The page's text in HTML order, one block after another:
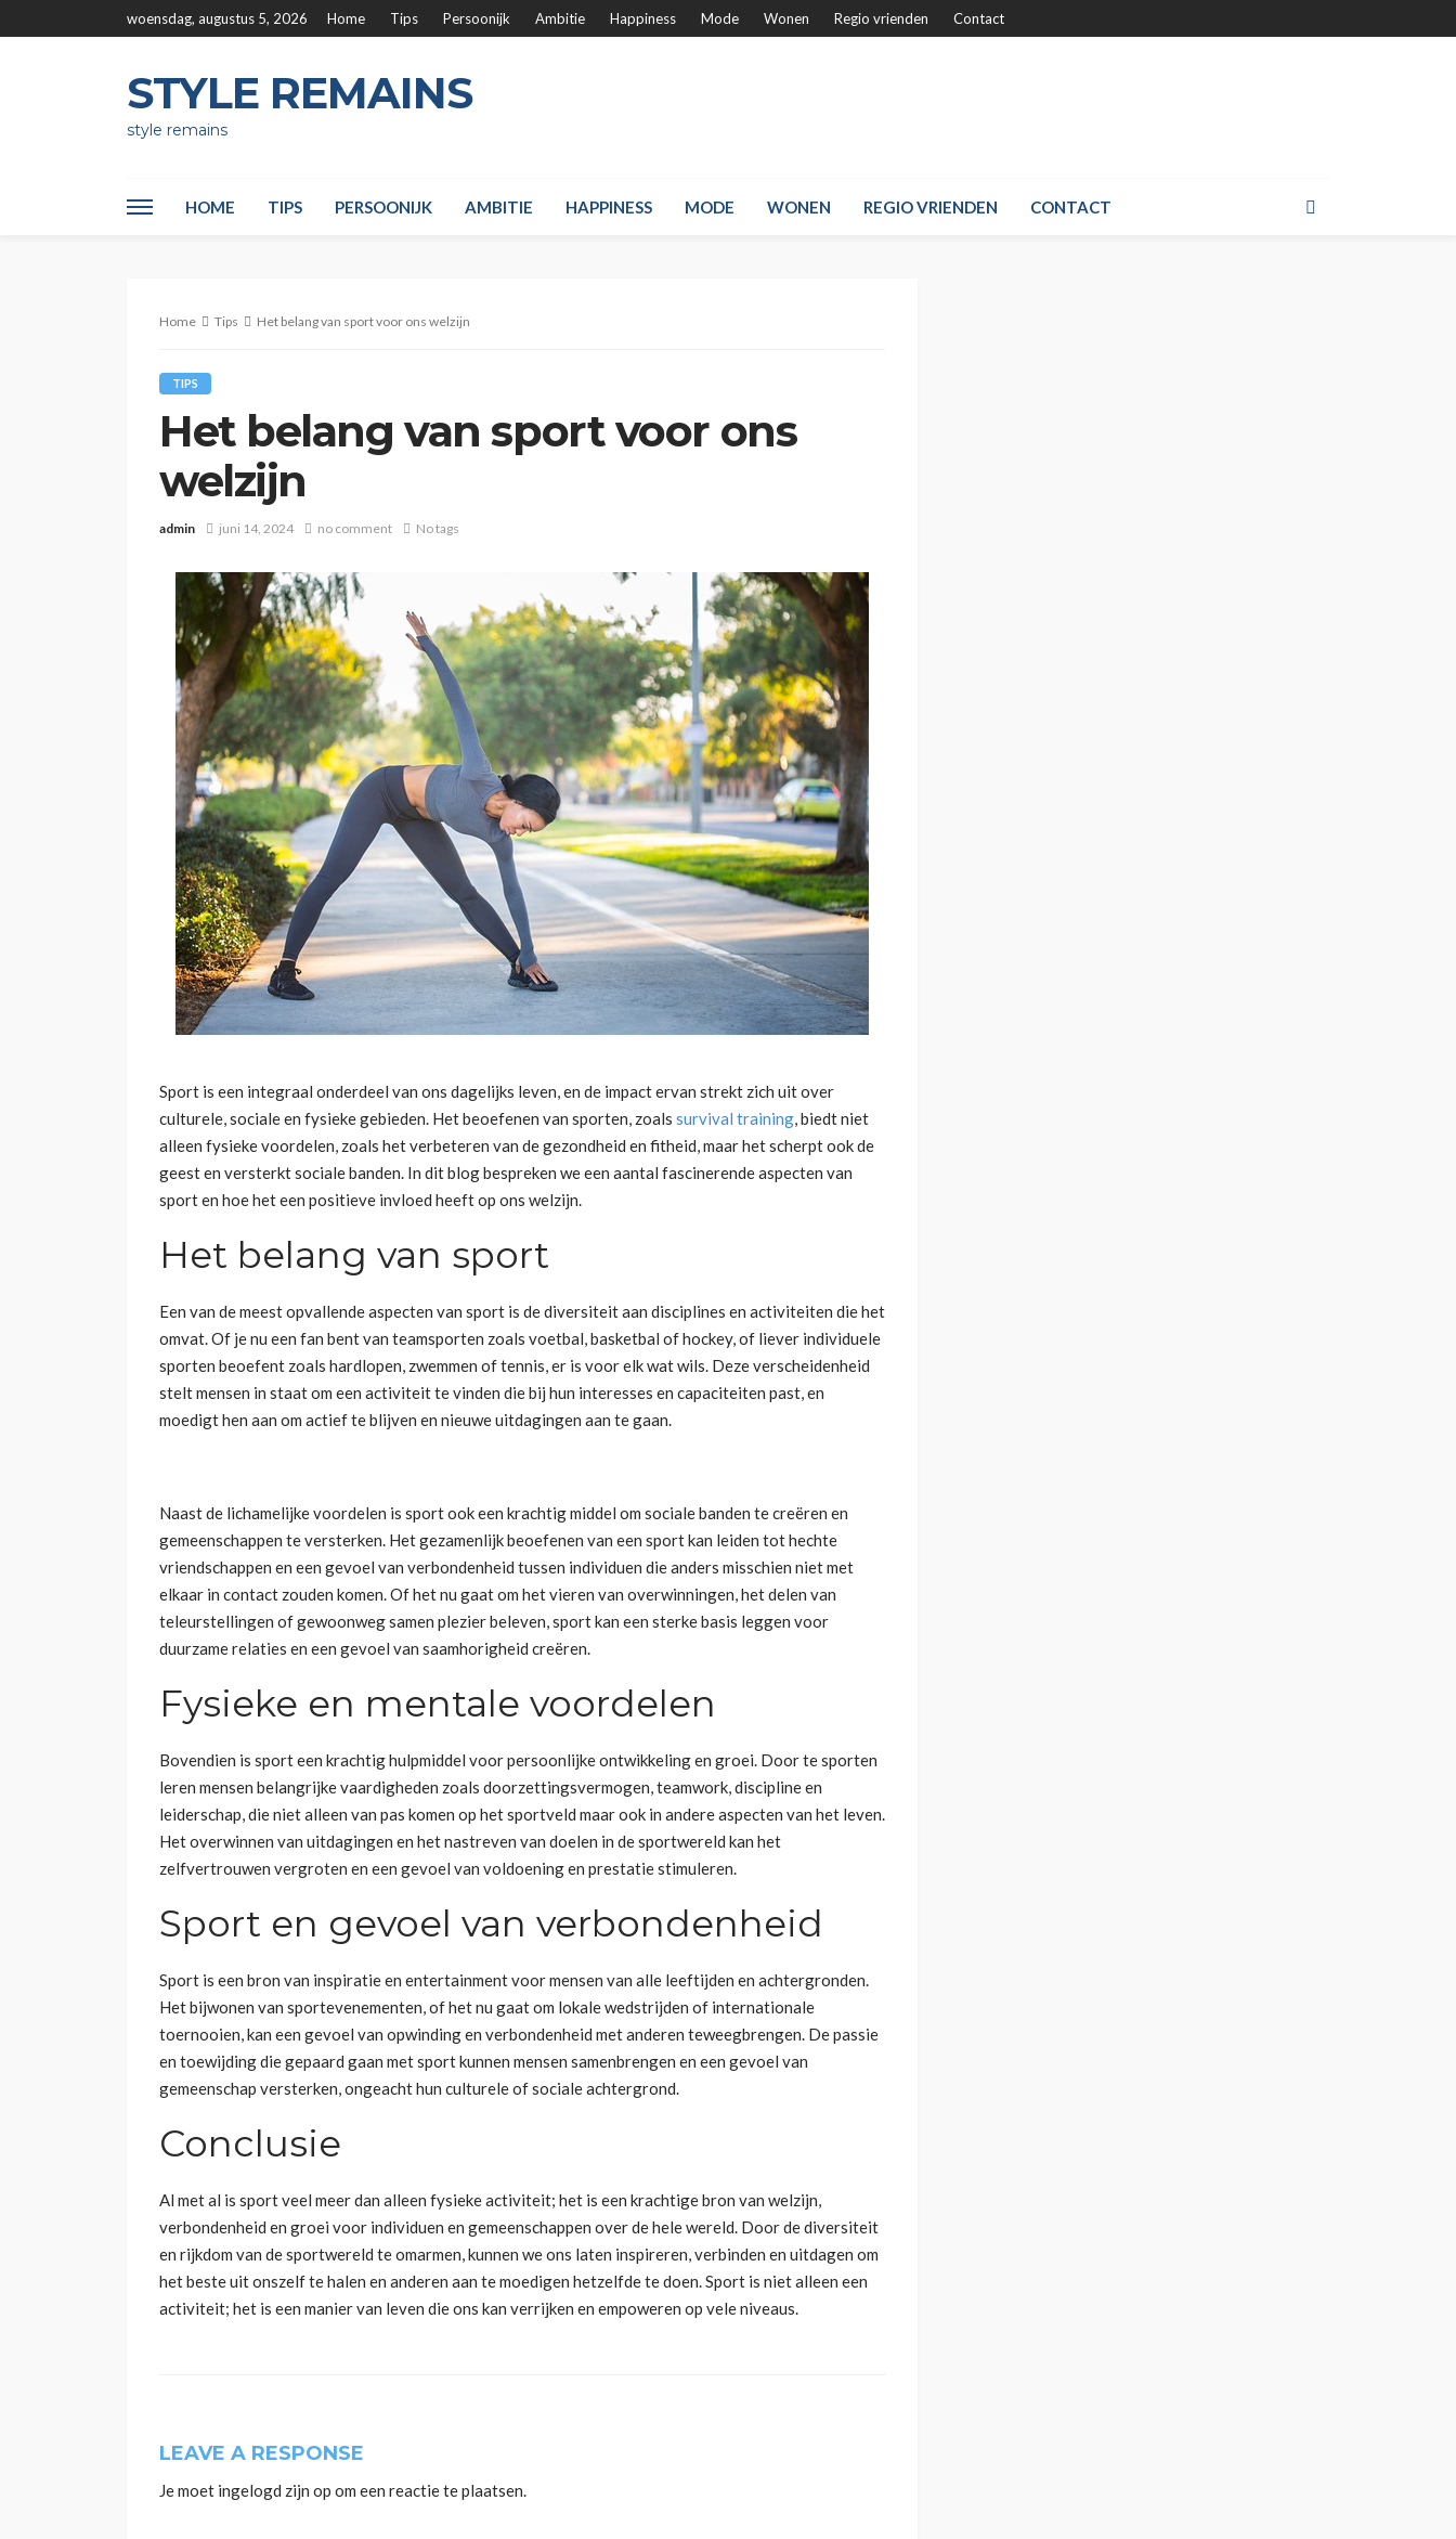
woensdag, augustus 5, 2026 Home Tips Persoonijk Ambitie Happiness Mode Wonen Regio vrienden Contact
STYLE REMAINS
style remains
HOME TIPS PERSOONIJK AMBITIE HAPPINESS MODE WONEN REGIO VRIENDEN CONTACT
Home Tips Het belang van sport voor ons welzijn
TIPS
Het belang van sport voor ons
welzijn
admin juni 14, 2024 no comment No tags
Sport is een integraal onderdeel van ons dagelijks leven, en de impact ervan strekt zich uit over
culturele, sociale en fysieke gebieden. Het beoefenen van sporten, zoals survival training, biedt niet
alleen fysieke voordelen, zoals het verbeteren van de gezondheid en fitheid, maar het scherpt ook de
geest en versterkt sociale banden. In dit blog bespreken we een aantal fascinerende aspecten van
sport en hoe het een positieve invloed heeft op ons welzijn.
Het belang van sport
Een van de meest opvallende aspecten van sport is de diversiteit aan disciplines en activiteiten die het
omvat. Of je nu een fan bent van teamsporten zoals voetbal, basketbal of hockey, of liever individuele
sporten beoefent zoals hardlopen, zwemmen of tennis, er is voor elk wat wils. Deze verscheidenheid
stelt mensen in staat om een activiteit te vinden die bij hun interesses en capaciteiten past, en
moedigt hen aan om actief te blijven en nieuwe uitdagingen aan te gaan.
Naast de lichamelijke voordelen is sport ook een krachtig middel om sociale banden te creëren en
gemeenschappen te versterken. Het gezamenlijk beoefenen van een sport kan leiden tot hechte
vriendschappen en een gevoel van verbondenheid tussen individuen die anders misschien niet met
elkaar in contact zouden komen. Of het nu gaat om het vieren van overwinningen, het delen van
teleurstellingen of gewoonweg samen plezier beleven, sport kan een sterke basis leggen voor
duurzame relaties en een gevoel van saamhorigheid creëren.
Fysieke en mentale voordelen
Bovendien is sport een krachtig hulpmiddel voor persoonlijke ontwikkeling en groei. Door te sporten
leren mensen belangrijke vaardigheden zoals doorzettingsvermogen, teamwork, discipline en
leiderschap, die niet alleen van pas komen op het sportveld maar ook in andere aspecten van het leven.
Het overwinnen van uitdagingen en het nastreven van doelen in de sportwereld kan het
zelfvertrouwen vergroten en een gevoel van voldoening en prestatie stimuleren.
Sport en gevoel van verbondenheid
Sport is een bron van inspiratie en entertainment voor mensen van alle leeftijden en achtergronden.
Het bijwonen van sportevenementen, of het nu gaat om lokale wedstrijden of internationale
toernooien, kan een gevoel van opwinding en verbondenheid met anderen teweegbrengen. De passie
en toewijding die gepaard gaan met sport kunnen mensen samenbrengen en een gevoel van
gemeenschap versterken, ongeacht hun culturele of sociale achtergrond.
Conclusie
Al met al is sport veel meer dan alleen fysieke activiteit; het is een krachtige bron van welzijn,
verbondenheid en groei voor individuen en gemeenschappen over de hele wereld. Door de diversiteit
en rijkdom van de sportwereld te omarmen, kunnen we ons laten inspireren, verbinden en uitdagen om
het beste uit onszelf te halen en anderen aan te moedigen hetzelfde te doen. Sport is niet alleen een
activiteit; het is een manier van leven die ons kan verrijken en empoweren op vele niveaus.
LEAVE A RESPONSE
Je moet ingelogd zijn op om een reactie te plaatsen.